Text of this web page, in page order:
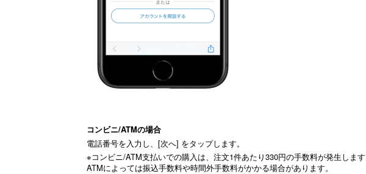
コンビニ/ATMの場合
電話番号を入力し、[次へ] をタップします。
※コンビニ/ATM支払いでの購入は、注文1件あたり330円の手数料が発生しま
ATMによっては振込手数料や時間外手数料がかかる場合があります。